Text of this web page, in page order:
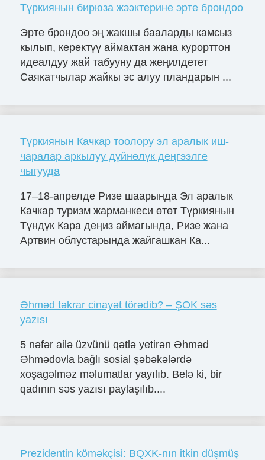
Түркиянын бирюза жээктерине эрте брондоо
Эрте брондоо эң жакшы бааларды камсыз
кылып, керектүү аймактан жана курорттон
идеалдуу жай табууну да жеңилдетет
Саякатчылар жайкы эс алуу пландарын ...
Түркиянын Качкар тоолору эл аралык иш-
чаралар аркылуу дүйнөлүк деңгээлге
чыгууда
17–18-апрелде Ризе шаарында Эл аралык
Качкар туризм жарманкеси өтөт Түркиянын
Түндүк Кара деңиз аймагында, Ризе жана
Артвин облустарында жайгашкан Ка...
Əhməd təkrar cinayət törədib? – ŞOK səs
yazısı
5 nəfər ailə üzvünü qətlə yetirən Əhməd
Əhmədovla bağlı sosial şəbəkələrdə
xoşagəlməz məlumatlar yayılıb. Belə ki, bir
qadının səs yazısı paylaşılıb....
Prezidentin köməkçisi: BQXK-nın itkin düşmüş